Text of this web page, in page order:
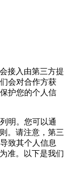
接入由第三方提
会对合作方获
护您的个人信
明。您可以通
。请注意，第三
致其个人信息
准。以下是我们